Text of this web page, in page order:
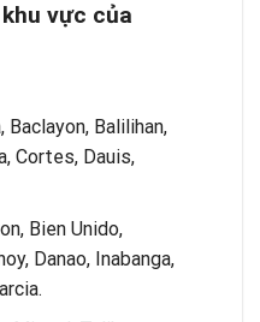
khu vực của
Baclayon, Balilihan,
Cortes, Dauis,
Bien Unido,
Danao, Inabanga,